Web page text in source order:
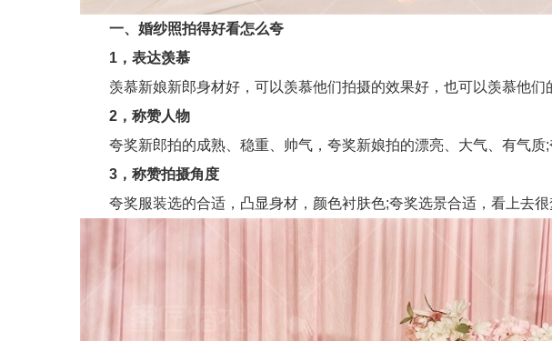
一、婚纱照拍得好看怎么夸
1，表达羡慕
羡慕新娘新郎身材好，可以羡慕他们拍摄的效果好，也可以羡慕他们
2，称赞人物
夸奖新郎拍的成熟、稳重、帅气，夸奖新娘拍的漂亮、大气、有气质;
3，称赞拍摄角度
夸奖服装选的合适，凸显身材，颜色衬肤色;夸奖选景合适，看上去很